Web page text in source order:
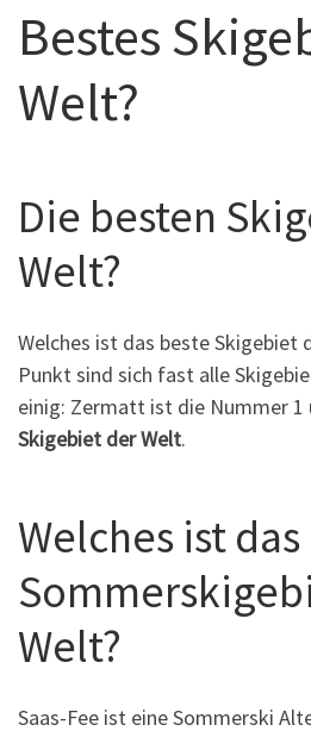
Bestes
Welt?
Die besten
Welt?
Welches ist das beste Skigebiet
Punkt sind sich fast alle
einig: Zermatt ist die Nummer 1
Skigebiet der Welt.
Welches ist
Welt?
Saas-Fee ist eine Sommerski